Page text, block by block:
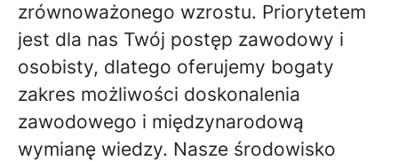
zrównoważonego wzrostu. Priorytetem
jest dla nas Twój postęp zawodowy i
osobisty, dlatego oferujemy bogaty
zakres możliwości doskonalenia
zawodowego i międzynarodową
wymianę wiedzy. Nasze środowisko